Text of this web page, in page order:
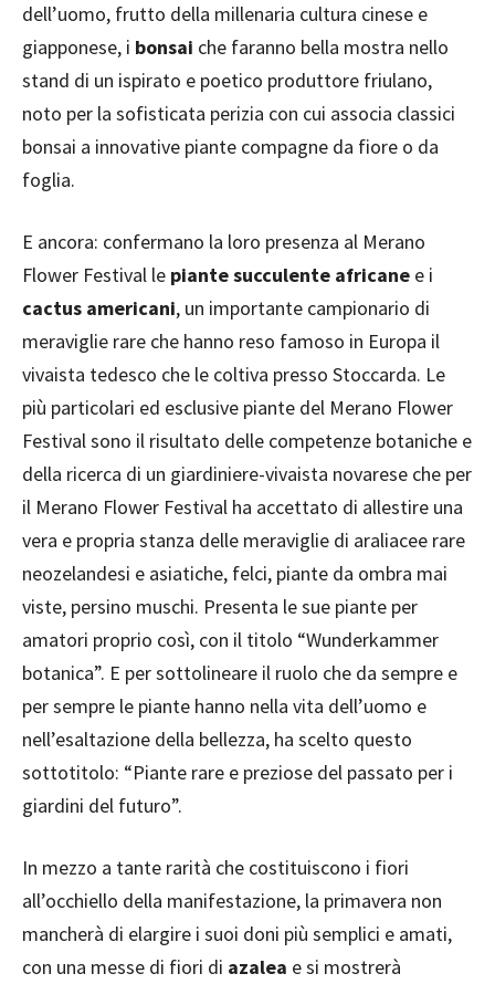
dell’uomo, frutto della millenaria cultura cinese e
giapponese, i bonsai che faranno bella mostra nello
stand di un ispirato e poetico produttore friulano,
noto per la sofisticata perizia con cui associa classici
bonsai a innovative piante compagne da fiore o da
foglia.
E ancora: confermano la loro presenza al Merano
Flower Festival le piante succulente africane e i
cactus americani, un importante campionario di
meraviglie rare che hanno reso famoso in Europa il
vivaista tedesco che le coltiva presso Stoccarda. Le
più particolari ed esclusive piante del Merano Flower
Festival sono il risultato delle competenze botaniche e
della ricerca di un giardiniere-vivaista novarese che per
il Merano Flower Festival ha accettato di allestire una
vera e propria stanza delle meraviglie di araliacee rare
neozelandesi e asiatiche, felci, piante da ombra mai
viste, persino muschi. Presenta le sue piante per
amatori proprio così, con il titolo “Wunderkammer
botanica”. E per sottolineare il ruolo che da sempre e
per sempre le piante hanno nella vita dell’uomo e
nell’esaltazione della bellezza, ha scelto questo
sottotitolo: “Piante rare e preziose del passato per i
giardini del futuro”.
In mezzo a tante rarità che costituiscono i fiori
all’occhiello della manifestazione, la primavera non
mancherà di elargire i suoi doni più semplici e amati,
con una messe di fiori di azalea e si mostrerà